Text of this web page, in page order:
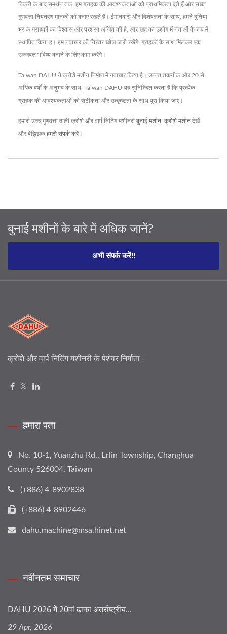
बिक्री के बाद समर्थन तक, हम ग्राहक की आवश्यकताओं को प्राथमिकता देते हैं और सख्त
गुणवत्ता नियंत्रण मानकों को बनाए रखते हैं। ईमानदारी और विशेषज्ञता के साथ, हमने दुनिया
भर के ग्राहकों का विश्वास और प्रशंसा अर्जित की है, और खुद को उद्योग में नेताओं के रूप में
स्थापित किया है। हम नवाचार की निरंतर खोज जारी रखेंगे, ग्राहकों के साथ मिलकर एक
उज्जवल भविष्य बनाने के लिए काम करेंगे।
Taiwan DAHU ने क्रोशे मशीन निर्माण में नवाचार किया है। उन्नत तकनीक और 20 से
अधिक वर्षों के अनुभव के साथ, Taiwan DAHU यह सुनिश्चित करता है कि प्रत्येक
ग्राहक की आवश्यकताओं को सटीकता और उत्कृष्टता के साथ पूरा किया जाए।
हमारी उच्च गुणवत्ता वाली क्रोशे और वार्प निटिंग मशीनरी बुनाई मशीन क्रोशे मशीन देखें
और बेझिझक हमसे संपर्क करें।
बुनाई मशीनों के बारे में अधिक जानें?
अभी संपर्क करें!!
क्रोशे और वार्प निटिंग मशीनरी के पेशेवर निर्माता।
हमारा पता
No. 10-1, Yuanzhu Rd., Erlin Township, Changhua
County 526004, Taiwan
(+886) 4-8902838
(+886) 4-8902446
dahu.machine@msa.hinet.net
नवीनतम समाचार
DAHU 2026 में 20वां ढाका अंतर्राष्ट्रीय...
29 Apr, 2026